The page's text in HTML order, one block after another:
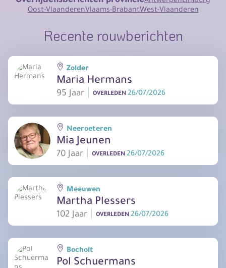
Oost-VlaanderenVlaams-BrabantWest-Vlaanderen
Recente rouwberichten
Maria Hermans
95 Jaar
Zolder
OVERLEDEN 26/07/2026
Mia Jeunen
70 Jaar
Neeroeteren
OVERLEDEN 26/07/2026
Martha Plessers
102 Jaar
Meeuwen
OVERLEDEN 26/07/2026
Pol Schuermans
Bocholt